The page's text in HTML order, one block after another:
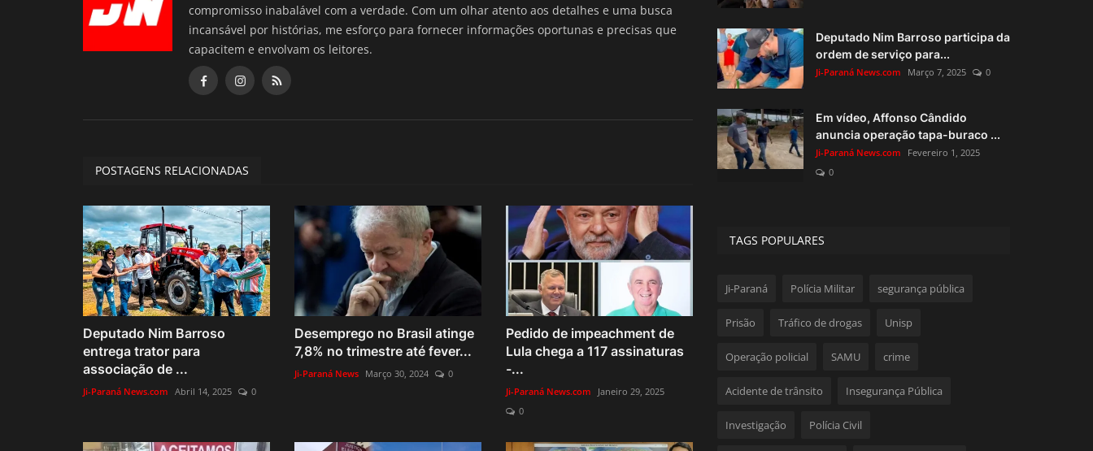
compromisso inabalável com a verdade. Com um olhar atento aos detalhes e uma busca
incansável por histórias, me esforço para fornecer informações oportunas e precisas que
capacitem e envolvam os leitores.
POSTAGENS RELACIONADAS
Deputado Nim Barroso
entrega trator para
associação de ...
Ji-Paraná News.com Abril 14, 2025 0
Desemprego no Brasil atinge
7,8% no trimestre até fever...
Ji-Paraná News Março 30, 2024 0
Pedido de impeachment de
Lula chega a 117 assinaturas
-...
Ji-Paraná News.com
Janeiro 29, 2025
0
Deputado Nim Barroso participa da
ordem de serviço para...
Ji-Paraná News.com Março 7, 2025 0
Em vídeo, Affonso Cândido
anuncia operação tapa-buraco ...
Ji-Paraná News.com
Fevereiro 1, 2025
0
TAGS POPULARES
Ji-Paraná Polícia Militar segurança pública
Prisão Tráfico de drogas Unisp
Operação policial SAMU crime
Acidente de trânsito Insegurança Pública
Investigação Polícia Civil